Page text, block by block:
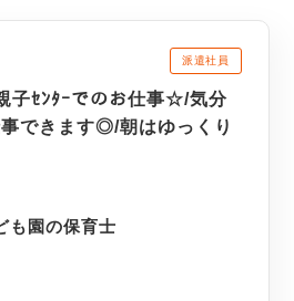
派遣社員
子ｾﾝﾀｰでのお仕事☆/気分
できます◎/朝はゆっくり
も園の保育士